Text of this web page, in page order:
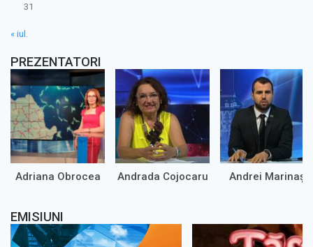
31
« iul.
PREZENTATORI
Adriana Obrocea Andrada Cojocaru Andrei Marinaș
EMISIUNI